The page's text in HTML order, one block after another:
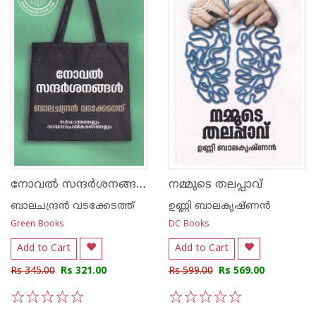
നോവല്‍ സന്ദര്‍ശനങ്ങള്‍
ബാലചന്ദ്രന്‍‌ വടക്കേടത്ത്
Green Books
Add to Cart
Rs 345.00 Rs 321.00
നമ്മുടെ തലപ്പാവ്
ഉണ്ണി ബാലകൃഷ്ണന്‍
DC Books
Add to Cart
Rs 599.00 Rs 569.00